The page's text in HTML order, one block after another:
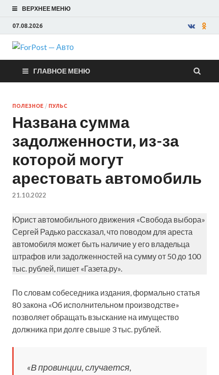
ВЕРХНЕЕ МЕНЮ
07.08.2026
ForPost —
Авто
ГЛАВНОЕ МЕНЮ
ПОЛЕЗНОЕ / ПУЛЬС
Названа сумма
задолженности, из-за
которой могут
арестовать автомобиль
21.10.2022
Юрист автомобильного движения «Свобода выбора»
Сергей Радько рассказал, что поводом для ареста
автомобиля может быть наличие у его владельца
штрафов или задолженностей на сумму от 50 до 100
тыс. рублей, пишет «Газета.ру».
По словам собеседника издания, формально статья
80 закона «Об исполнительном производстве»
позволяет обращать взыскание на имущество
должника при долге свыше 3 тыс. рублей.
«В провинции, случается,